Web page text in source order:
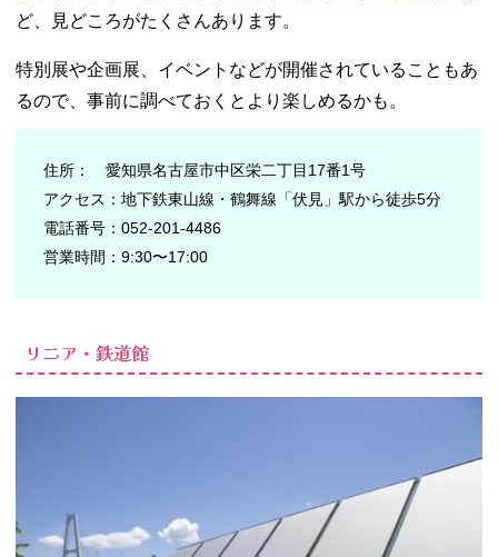
ど、見どころがたくさんあります。
特別展や企画展、イベントなどが開催されていることもあ
るので、事前に調べておくとより楽しめるかも。
住所： 愛知県名古屋市中区栄二丁目17番1号
アクセス：地下鉄東山線・鶴舞線「伏見」駅から徒歩5分
電話番号：052-201-4486
営業時間：9:30〜17:00
リニア・鉄道館